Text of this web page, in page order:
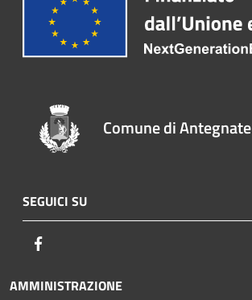
Comune di Antegnate
SEGUICI SU
AMMINISTRAZIONE